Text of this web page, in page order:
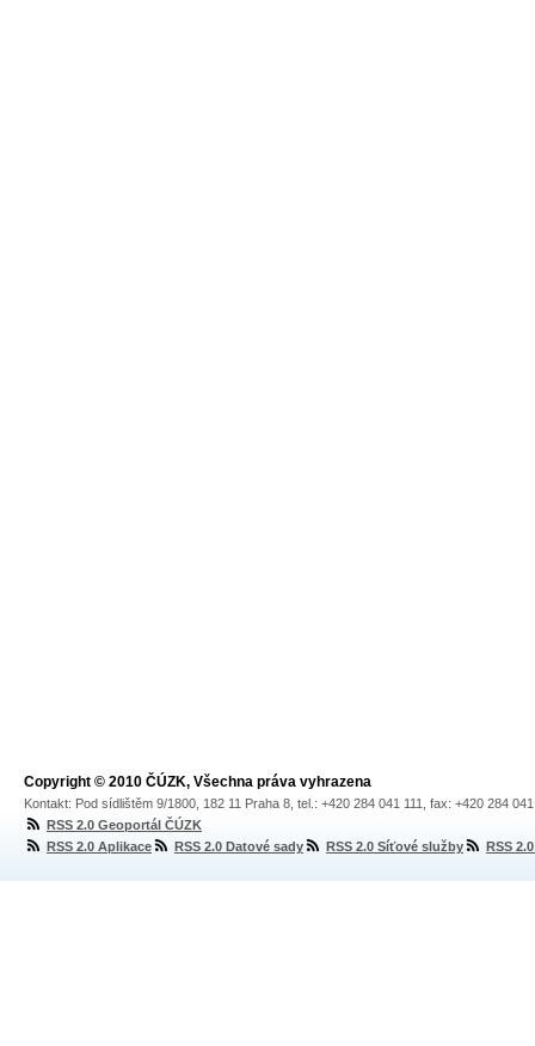
Copyright © 2010 ČÚZK, Všechna práva vyhrazena
Kontakt: Pod sídlištěm 9/1800, 182 11 Praha 8, tel.: +420 284 041 111, fax: +420 284
RSS 2.0 Geoportál ČÚZK
RSS 2.0 Aplikace
RSS 2.0 Datové sady RSS 2.0 Síťové služby RSS